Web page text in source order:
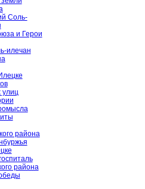
Соль-
и Герои
илечан
улиц
района
района